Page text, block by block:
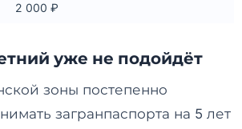
2 000 ₽
уже не подойдёт
зоны постепенно
загранпаспорта на 5 лет